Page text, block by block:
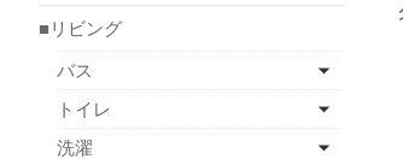
■リビング
バス
トイレ
洗濯